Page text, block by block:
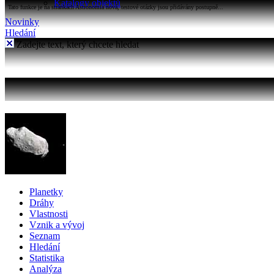
Katalogy objektů
Tato funkce je na stránkách Astronomia nová, testové otázky jsou přidávány postupně...
Novinky
Hledání
Zadejte text, který chcete hledat
Planetky
Dráhy
Vlastnosti
Vznik a vývoj
Seznam
Hledání
Statistika
Analýza